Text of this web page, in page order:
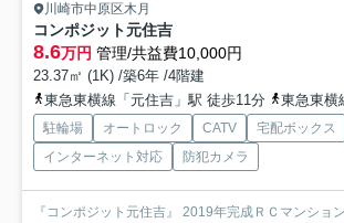
川崎市中原区木月
コンポジット元住吉
8.6万円 管理/共益費10,000円
23.37㎡ (1K) /築6年 /4階建
東急東横線「元住吉」駅 徒歩11分
東急東横線
駐輪場 オートロック CATV
宅配ボックス
インターネット対応
防犯カメラ
『コンポジット元住吉』 2019年完成ＲＣマンショ